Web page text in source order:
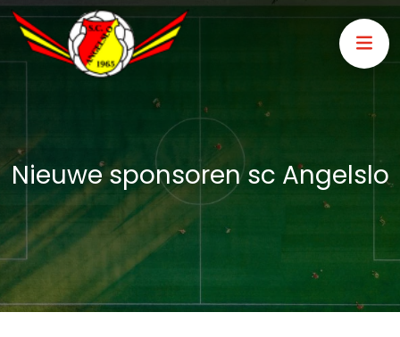
Nieuwe sponsoren sc Angelslo